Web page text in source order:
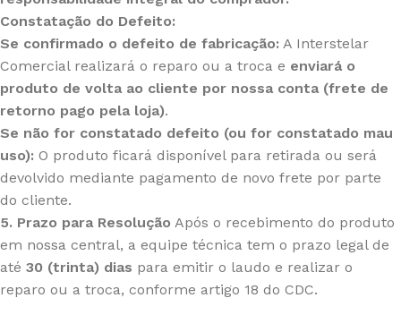
Constatação do Defeito:
Se confirmado o defeito de fabricação: A Interstelar
Comercial realizará o reparo ou a troca e enviará o
produto de volta ao cliente por nossa conta (frete de
retorno pago pela loja).
Se não for constatado defeito (ou for constatado mau
uso): O produto ficará disponível para retirada ou será
devolvido mediante pagamento de novo frete por parte
do cliente.
5. Prazo para Resolução Após o recebimento do produto
em nossa central, a equipe técnica tem o prazo legal de
até 30 (trinta) dias para emitir o laudo e realizar o
reparo ou a troca, conforme artigo 18 do CDC.